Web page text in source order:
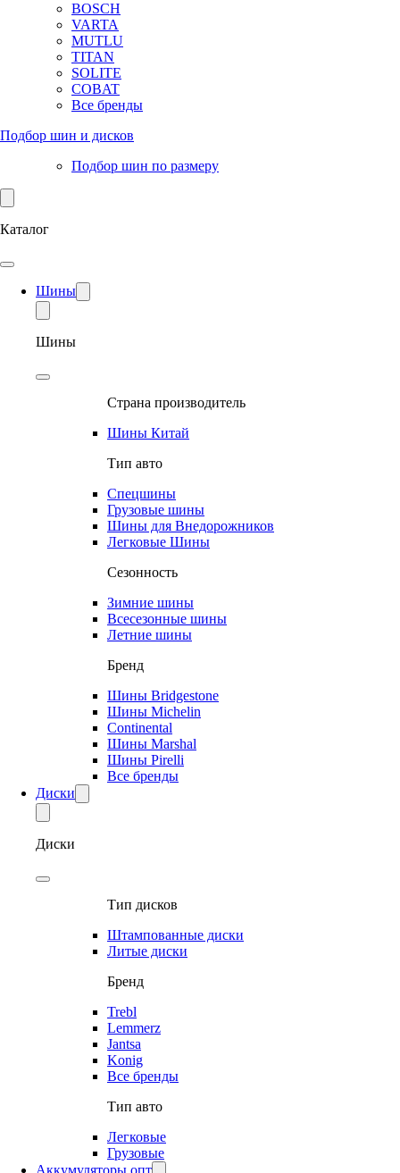
BOSCH
VARTA
MUTLU
TITAN
SOLITE
COBAT
Все бренды
Подбор шин и дисков
Подбор шин по размеру
Каталог
Шины
Шины
Страна производитель
Шины Китай
Тип авто
Спецшины
Грузовые шины
Шины для Внедорожников
Легковые Шины
Сезонность
Зимние шины
Всесезонные шины
Летние шины
Бренд
Шины Bridgestone
Шины Michelin
Continental
Шины Marshal
Шины Pirelli
Все бренды
Диски
Диски
Тип дисков
Штампованные диски
Литые диски
Бренд
Trebl
Lemmerz
Jantsa
Konig
Все бренды
Тип авто
Легковые
Грузовые
Аккумуляторы опт